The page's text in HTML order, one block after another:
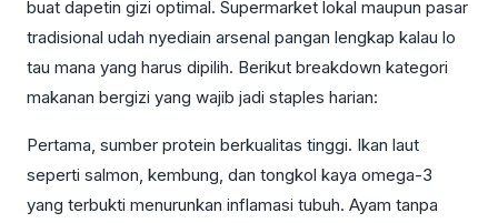
buat dapetin gizi optimal. Supermarket lokal maupun pasar
tradisional udah nyediain arsenal pangan lengkap kalau lo
tau mana yang harus dipilih. Berikut breakdown kategori
makanan bergizi yang wajib jadi staples harian:
Pertama, sumber protein berkualitas tinggi. Ikan laut
seperti salmon, kembung, dan tongkol kaya omega-3
yang terbukti menurunkan inflamasi tubuh. Ayam tanpa